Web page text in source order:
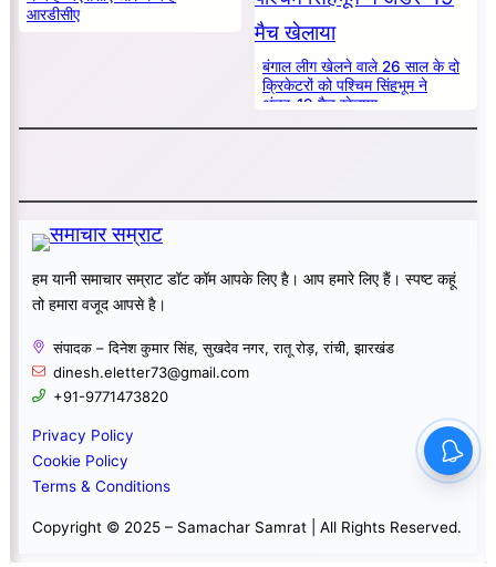
आरडीसीए
बंगाल लीग खेलने वाले 26 साल के दो
क्रिकेटरों को पश्चिम सिंहभूम ने
अंडर-19 मैच खेलाया
हम यानी समाचार सम्राट डॉट कॉम आपके लिए है। आप हमारे लिए हैं। स्पष्ट कहूं
तो हमारा वजूद आपसे है।
संपादक – दिनेश कुमार सिंह, सुखदेव नगर, रातू रोड़, रांची, झारखंड
dinesh.eletter73@gmail.com
+91-9771473820
Privacy Policy
Cookie Policy
Terms & Conditions
Copyright © 2025 – Samachar Samrat | All Rights Reserved.